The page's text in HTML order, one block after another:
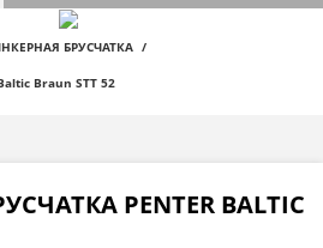
БРУСЧАТКА
Braun STT 52
PENTER BALTIC